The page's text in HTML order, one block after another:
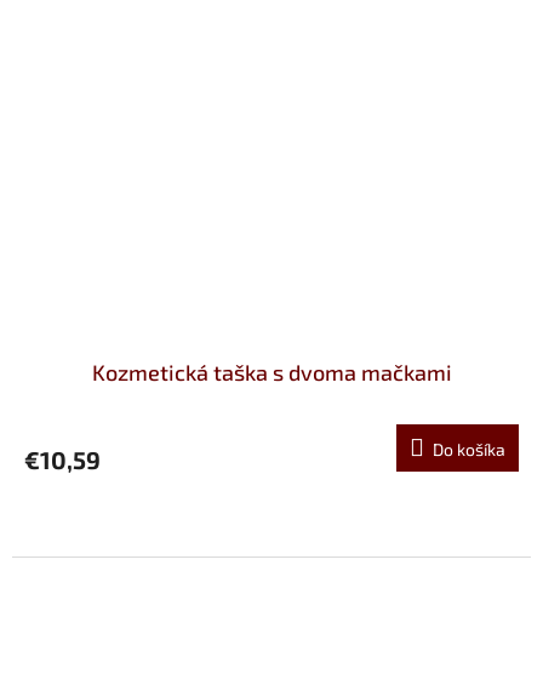
Kozmetická taška s dvoma mačkami
€10,59 Do košíka